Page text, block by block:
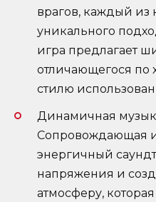
врагов, каждый из
уникального
игра предлагает
отличающегося по
стилю
Динамичная
Сопровождающая
энергичный
напряжения и
атмосферу,